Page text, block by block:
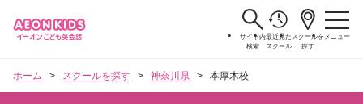
サイト内
検索
最近見た
スクール
スクールを
探す
メニュー
ホーム スクールを探す 神奈川県 本厚木校